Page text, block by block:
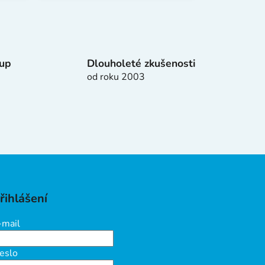
Dlouholeté zkušenosti
od roku 2003
mail